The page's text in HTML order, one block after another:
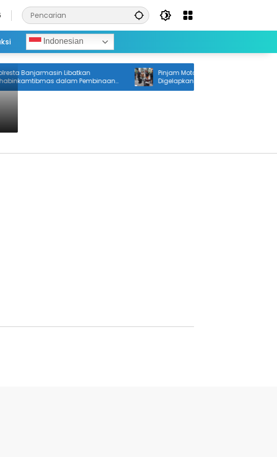
Indonesian
Banjarmasin Libatkan
dalam Pembinaan
Pemasyarakatan
Pinjam Motor untuk Jemput Adik, Malah
Digelapkan